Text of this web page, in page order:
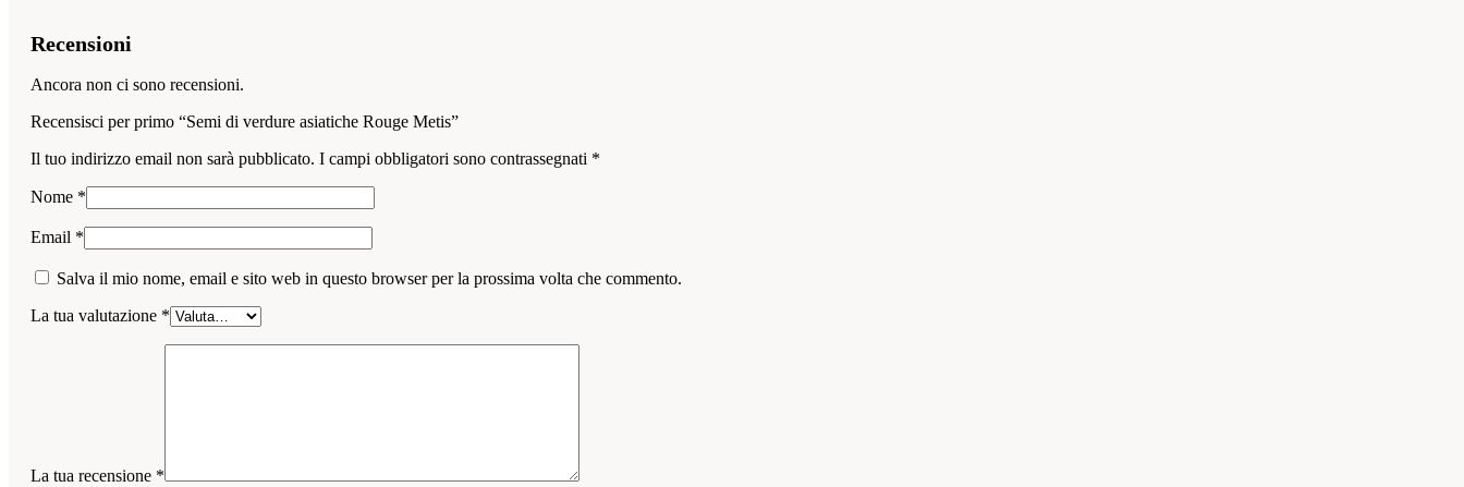
Recensioni
Ancora non ci sono recensioni.
Recensisci per primo “Semi di verdure asiatiche Rouge Metis”
Il tuo indirizzo email non sarà pubblicato. I campi obbligatori sono contrassegnati *
Nome *
Email *
Salva il mio nome, email e sito web in questo browser per la prossima volta che commento.
La tua valutazione *
La tua recensione *